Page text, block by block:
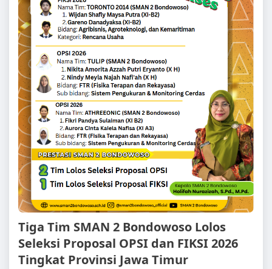
Tiga Tim SMAN 2 Bondowoso Lolos
Seleksi Proposal OPSI dan FIKSI 2026
Tingkat Provinsi Jawa Timur